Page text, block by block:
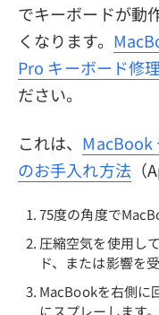
でキーボードが動
くなります。
Pro キーボード修
ださい。
これは、 MacBook
のお手入れ方法
75度の角度で
圧縮空気を使用し
ド、または影響を
MacBookを右側に
にスプレーします。